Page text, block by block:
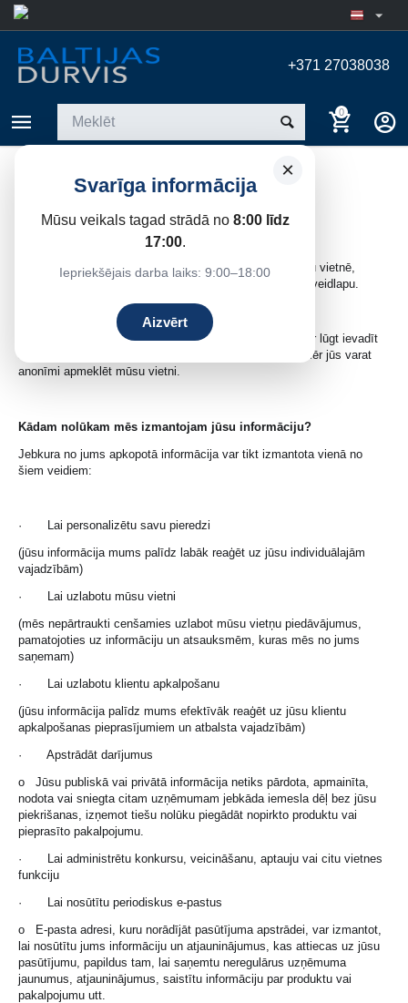
+371 27038038
0
×
Svarīga informācija
Mūsu veikals tagad strādā no 8:00 līdz
17:00.
Iepriekšējais darba laiks: 9:00–18:00
Aizvērt
Kādu informāciju mēs vācam?
Mēs apkopojam informāciju no jums, reģistrējoties mūsu vietnē,
veicot pasūtījumu, abonējot mūsu biļetenu vai aizpildot veidlapu.
Pasūtot vai attiecīgi reģistrējoties mūsu vietnē, jums var lūgt ievadīt
savu vārdu: vārdu, e-pasta adresi vai pasta adresi. Tomēr jūs varat
anonīmi apmeklēt mūsu vietni.
Kādam nolūkam mēs izmantojam jūsu informāciju?
Jebkura no jums apkopotā informācija var tikt izmantota vienā no
šiem veidiem:
· Lai personalizētu savu pieredzi
(jūsu informācija mums palīdz labāk reaģēt uz jūsu individuālajām
vajadzībām)
· Lai uzlabotu mūsu vietni
(mēs nepārtraukti cenšamies uzlabot mūsu vietņu piedāvājumus,
pamatojoties uz informāciju un atsauksmēm, kuras mēs no jums
saņemam)
· Lai uzlabotu klientu apkalpošanu
(jūsu informācija palīdz mums efektīvāk reaģēt uz jūsu klientu
apkalpošanas pieprasījumiem un atbalsta vajadzībām)
· Apstrādāt darījumus
o Jūsu publiskā vai privātā informācija netiks pārdota, apmainīta,
nodota vai sniegta citam uzņēmumam jebkāda iemesla dēļ bez jūsu
piekrišanas, izņemot tiešu nolūku piegādāt nopirkto produktu vai
pieprasīto pakalpojumu.
· Lai administrētu konkursu, veicināšanu, aptauju vai citu vietnes
funkciju
· Lai nosūtītu periodiskus e-pastus
o E-pasta adresi, kuru norādījāt pasūtījuma apstrādei, var izmantot,
lai nosūtītu jums informāciju un atjauninājumus, kas attiecas uz jūsu
pasūtījumu, papildus tam, lai saņemtu neregulārus uzņēmuma
jaunumus, atjauninājumus, saistītu informāciju par produktu vai
pakalpojumu utt.